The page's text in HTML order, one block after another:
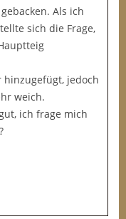
Als ich
sich die Frage,
hinzugefügt, jedoch
weich.
ich frage mich